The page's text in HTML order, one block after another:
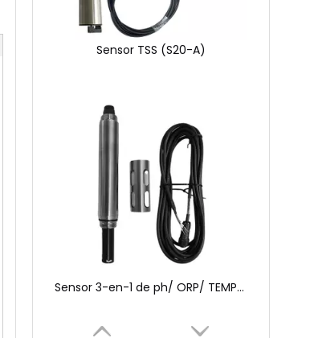
Sensor de pH (S14-B)